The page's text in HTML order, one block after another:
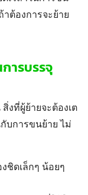
าต้องการจะย้าย
ารบรรจุ
งที่ผู้ย้ายจะต้องเต
บการขนย้าย ไม่
ชิดเล็กๆ น้อยๆ